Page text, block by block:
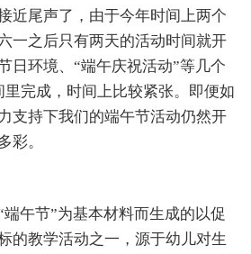
近尾声了，由于今年时间上两个
一之后只有两天的活动时间就开
日环境、“端午庆祝活动”等几个
完成，时间上比较紧张。即便如
支持下我们的端午节活动仍然开
彩。
午节”为基本材料而生成的以促
的教学活动之一，源于幼儿对生